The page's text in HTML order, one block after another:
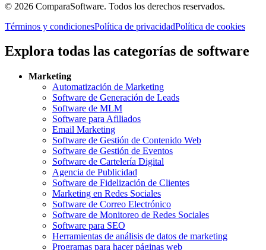
© 2026 ComparaSoftware. Todos los derechos reservados.
Términos y condicionesPolítica de privacidadPolítica de cookies
Explora todas las categorías de software
Marketing
Automatización de Marketing
Software de Generación de Leads
Software de MLM
Software para Afiliados
Email Marketing
Software de Gestión de Contenido Web
Software de Gestión de Eventos
Software de Cartelería Digital
Agencia de Publicidad
Software de Fidelización de Clientes
Marketing en Redes Sociales
Software de Correo Electrónico
Software de Monitoreo de Redes Sociales
Software para SEO
Herramientas de análisis de datos de marketing
Programas para hacer páginas web